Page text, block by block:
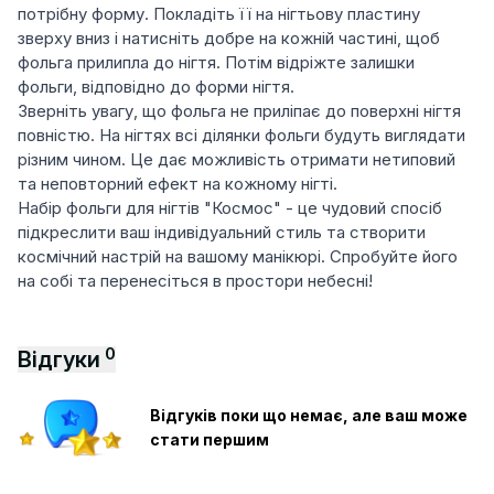
потрібну форму. Покладіть її на нігтьову пластину
зверху вниз і натисніть добре на кожній частині, щоб
фольга прилипла до нігтя. Потім відріжте залишки
фольги, відповідно до форми нігтя.
Зверніть увагу, що фольга не приліпає до поверхні нігтя
повністю. На нігтях всі ділянки фольги будуть виглядати
різним чином. Це дає можливість отримати нетиповий
та неповторний ефект на кожному нігті.
Набір фольги для нігтів "Космос" - це чудовий спосіб
підкреслити ваш індивідуальний стиль та створити
космічний настрій на вашому манікюрі. Спробуйте його
на собі та перенесіться в простори небесні!
Відгуки 0
Відгуків поки що немає, але ваш може
стати першим